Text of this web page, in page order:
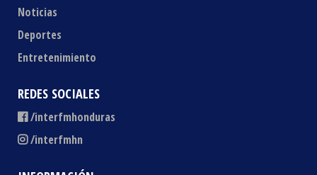
Noticias
Deportes
Entretenimiento
REDES SOCIALES
/interfmhonduras
/interfmhn